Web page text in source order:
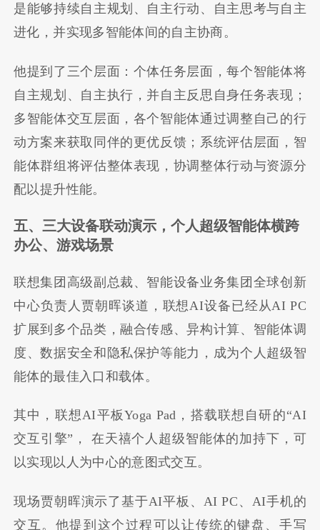
是能够持续自主规划、自主行动、自主思考与自主
进化，并实现多智能体间的自主协商。
他提到了三个层面：个体任务层面，每个智能体将
自主规划、自主执行，并自主反思自身任务表现；
多智能体交互层面，各个智能体通过调整自己的行
动方案来获取同伴的更优反馈；系统评估层面，智
能体群组将评估整体表现，协调整体行动与资源分
配以提升性能。
五、三大设备联动演示，个人超级智能体横跨
办公、游戏场景
联想集团高级副总裁、智能设备业务集团全球创新
中心负责人贾朝晖谈道，联想AI设备已经从AI PC
扩展到多个品类，融合传感、异构计算、智能体调
度、数据安全和隐私保护等能力，成为个人超级智
能体的最佳入口和载体。
其中，联想AI平板Yoga Pad ，搭载联想自研的“AI
交互引擎”， 在天禧个人超级智能体的加持下，可
以实现以人为中心的意图式交互。
现场贾朝晖演示了基于AI平板、AI PC、AI手机的
交互。他提到这个过程可以让传统的键盘、手写